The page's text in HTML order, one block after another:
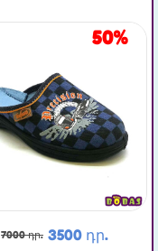
50%
3500 դր.
7000 դր.